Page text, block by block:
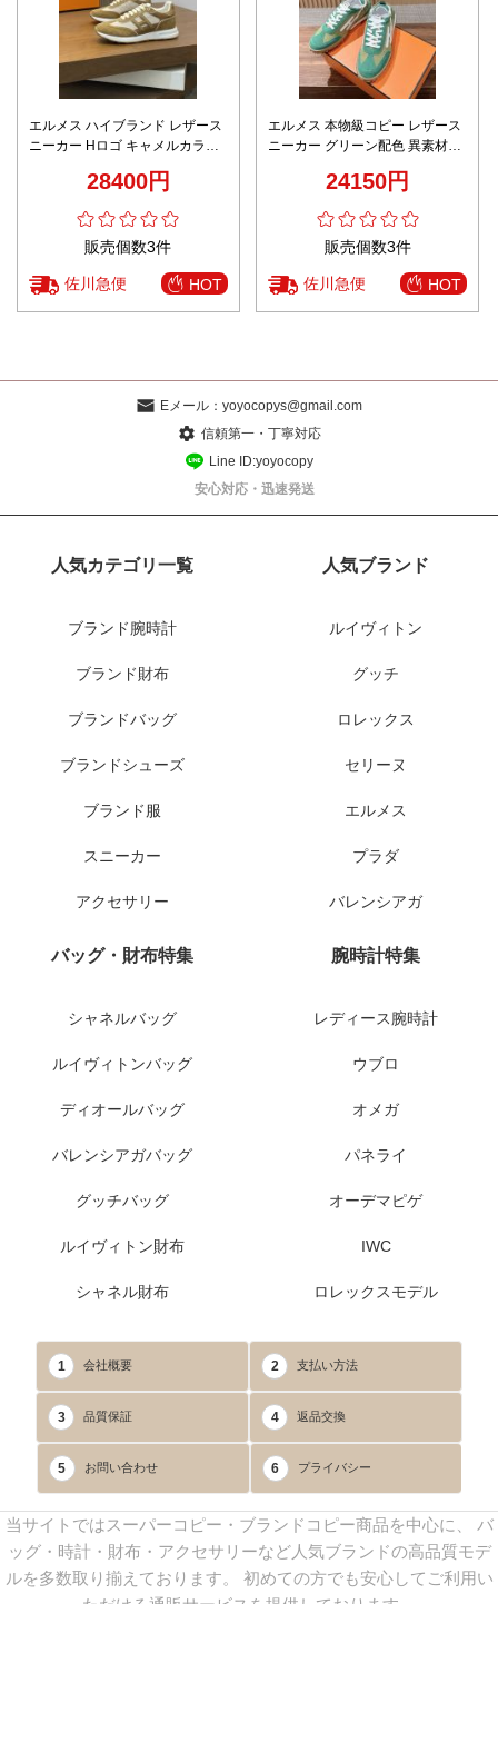
エルメス ハイブランド レザース
ニーカー Hロゴ キャメルカラー
28400円
販売個数3件
佐川急便 HOT
エルメス 本物級コピー レザース
ニーカー グリーン配色 異素材コ
24150円
販売個数3件
佐川急便 HOT
Eメール： yoyocopys@gmail.com
信頼第一・丁寧対応
Line ID:yoyocopy
安心対応・迅速発送
人気カテゴリ一覧
ブランド腕時計
ブランド財布
ブランドバッグ
ブランドシューズ
ブランド服
スニーカー
アクセサリー
人気ブランド
ルイヴィトン
グッチ
ロレックス
セリーヌ
エルメス
プラダ
バレンシアガ
バッグ・財布特集
シャネルバッグ
ルイヴィトンバッグ
ディオールバッグ
バレンシアガバッグ
グッチバッグ
ルイヴィトン財布
シャネル財布
腕時計特集
レディース腕時計
ウブロ
オメガ
パネライ
オーデマピゲ
IWC
ロレックスモデル
1 会社概要 2 支払い方法
3 品質保証 4 返品交換
5 お問い合わせ 6 プライバシー
当サイトではスーパーコピー・ブランドコピー商品を中心に、 バ
ッグ・時計・財布・アクセサリーなど人気ブランドの高品質モデ
ルを多数取り揃えております。 初めての方でも安心してご利用い
ただける通販サービスを提供しております。